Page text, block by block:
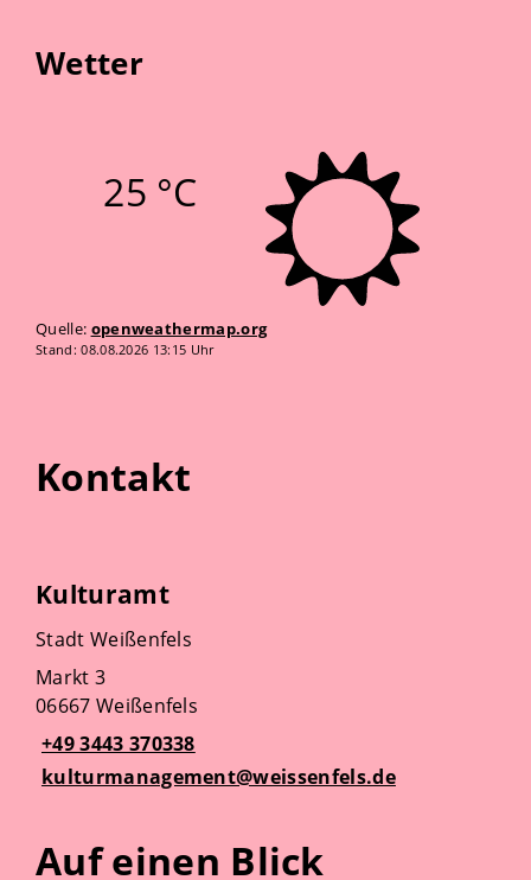
Wetter
25 °C
Quelle: openweathermap.org
Stand: 08.08.2026 13:15 Uhr
Kontakt
Kulturamt
Stadt Weißenfels
Markt 3
06667 Weißenfels
+49 3443 370338
kulturmanagement@weissenfels.de
Auf einen Blick